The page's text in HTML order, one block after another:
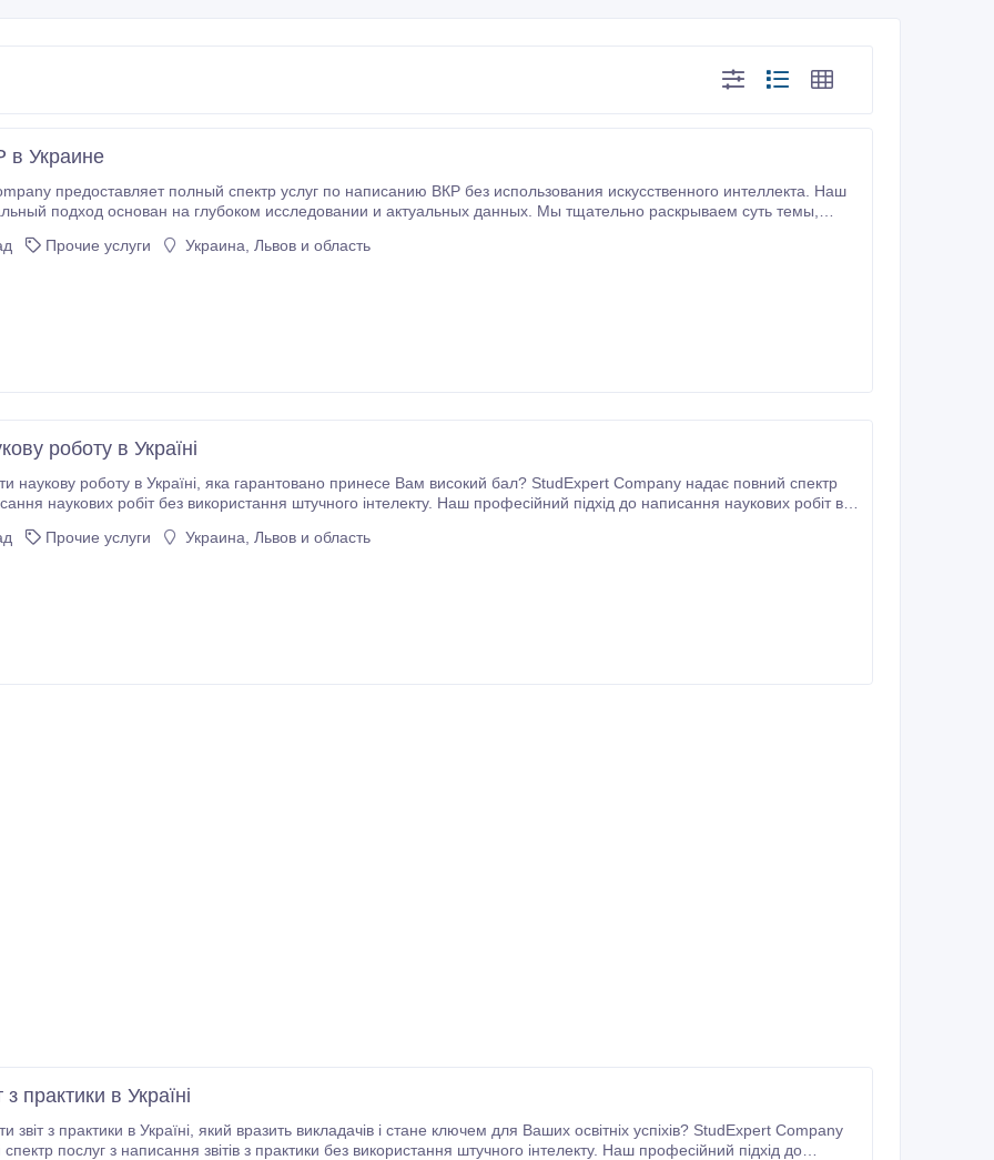
в Украине
предоставляет полный спектр услуг по написанию ВКР без использования искусственного интеллекта. Наш
подход основан на глубоком исследовании и актуальных данных. Мы тщательно раскрываем суть темы,
Прочие услуги Украина, Львов и область
роботу в Україні
гарантовано принесе Вам високий бал? StudExpert Company надає повний спектр
наукових робіт без використання штучного інтелекту. Наш професійний підхід до написання наукових робіт в
Прочие услуги Украина, Львов и область
з практики в Україні
вразить викладачів і стане ключем для Ваших освітніх успіхів? StudExpert Company
послуг з написання звітів з практики без використання штучного інтелекту. Наш професійний підхід до